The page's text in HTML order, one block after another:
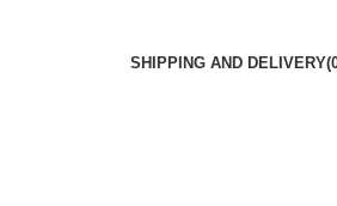
SHIPPING AND DELIVERY